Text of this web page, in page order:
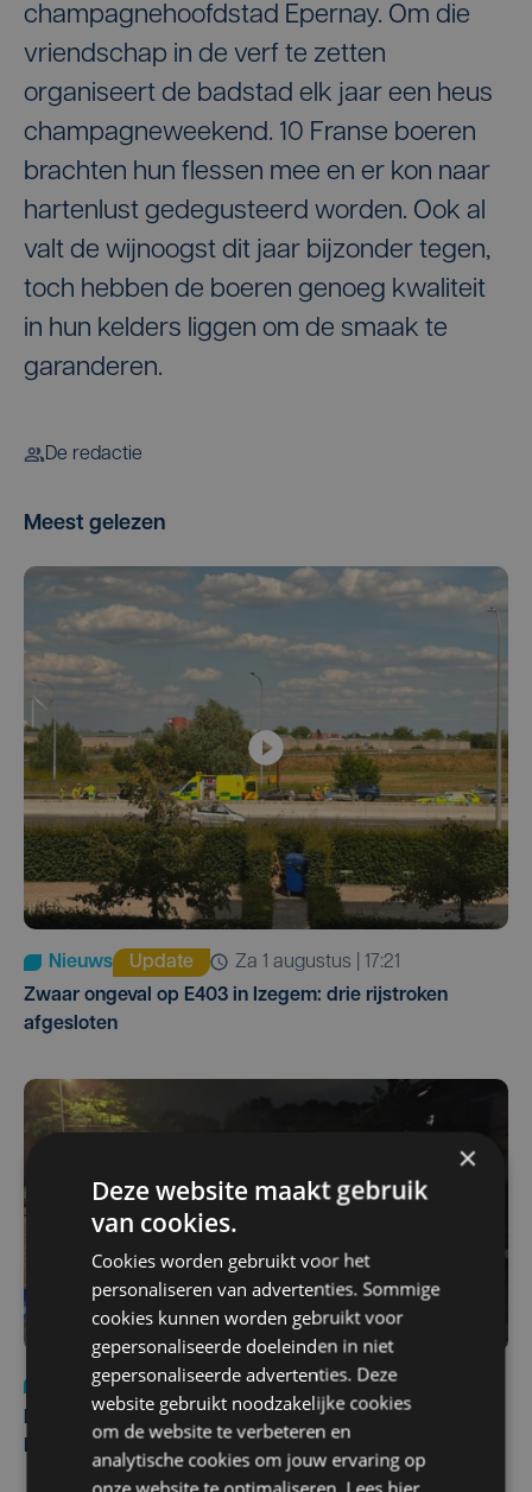
champagnehoofdstad Epernay. Om die
vriendschap in de verf te zetten
organiseert de badstad elk jaar een heus
champagneweekend. 10 Franse boeren
brachten hun flessen mee en er kon naar
hartenlust gedegusteerd worden. Ook al
valt de wijnoogst dit jaar bijzonder tegen,
toch hebben de boeren genoeg kwaliteit
in hun kelders liggen om de smaak te
garanderen.
De redactie
Meest gelezen
Nieuws Update
za 1 augustus | 17:21
Zwaar ongeval op E403 in Izegem: drie rijstroken
afgesloten
Nieuws
di 4 augustus | 09:32
Man en vrouw dood aangetroffen in woning in Sint-
×
Deze website maakt gebruik
van cookies.
Cookies worden gebruikt voor het
personaliseren van advertenties. Sommige
cookies kunnen worden gebruikt voor
gepersonaliseerde doeleinden in niet
gepersonaliseerde advertenties. Deze
website gebruikt noodzakelijke cookies
om de website te verbeteren en
analytische cookies om jouw ervaring op
onze website te optimaliseren. Lees hier